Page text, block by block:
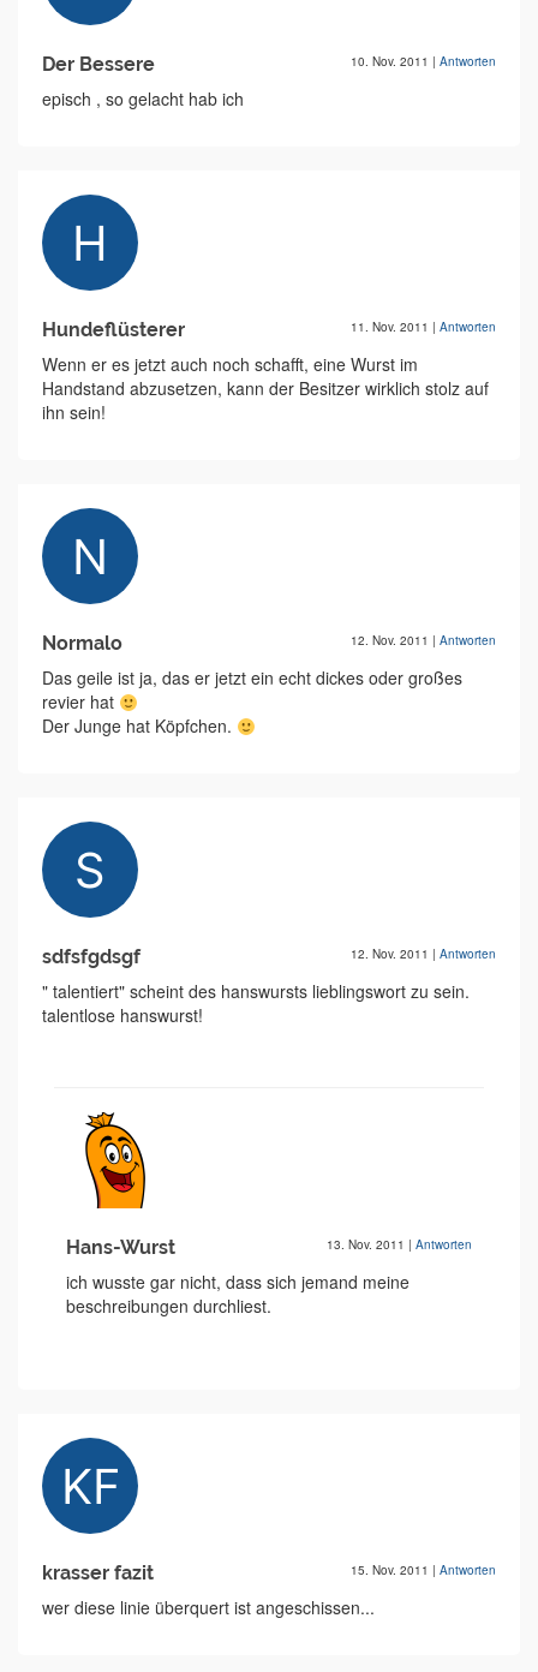
Der Bessere 10. Nov. 2011 | Antworten
episch , so gelacht hab ich
Hundeflüsterer 11. Nov. 2011 | Antworten
Wenn er es jetzt auch noch schafft, eine Wurst im
Handstand abzusetzen, kann der Besitzer wirklich stolz auf
ihn sein!
Normalo 12. Nov. 2011 | Antworten
Das geile ist ja, das er jetzt ein echt dickes oder großes
revier hat
Der Junge hat Köpfchen.
sdfsfgdsgf 12. Nov. 2011 | Antworten
" talentiert" scheint des hanswursts lieblingswort zu sein.
talentlose hanswurst!
Hans-Wurst 13. Nov. 2011 | Antworten
ich wusste gar nicht, dass sich jemand meine
beschreibungen durchliest.
krasser fazit 15. Nov. 2011 | Antworten
wer diese linie überquert ist angeschissen...